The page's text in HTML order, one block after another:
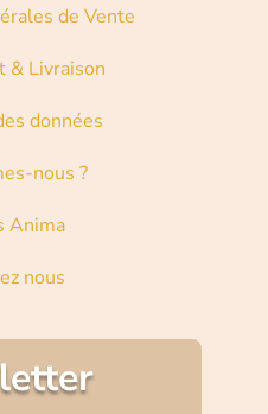
de Vente
& Livraison
données
nous ?
Anima
nous